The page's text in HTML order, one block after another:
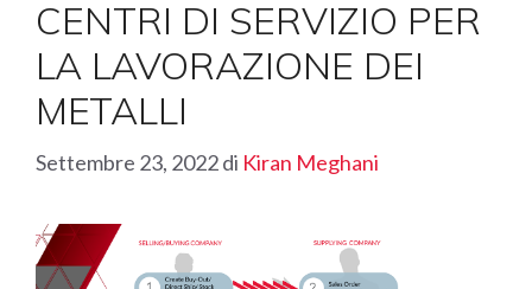
CENTRI DI SERVIZIO PER
LA LAVORAZIONE DEI
METALLI
Settembre 23, 2022di Kiran Meghani